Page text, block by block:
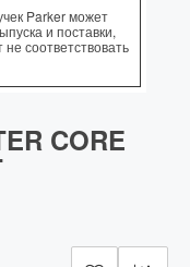
Parker может
и поставки,
соответствовать
CORE